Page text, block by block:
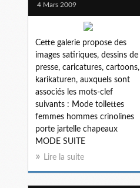
4 Mars 2009
Cette galerie propose des
images satiriques, dessins de
presse, caricatures, cartoons,
karikaturen, auxquels sont
associés les mots-clef
suivants : Mode toilettes
femmes hommes crinolines
porte jartelle chapeaux
MODE SUITE
Lire la suite